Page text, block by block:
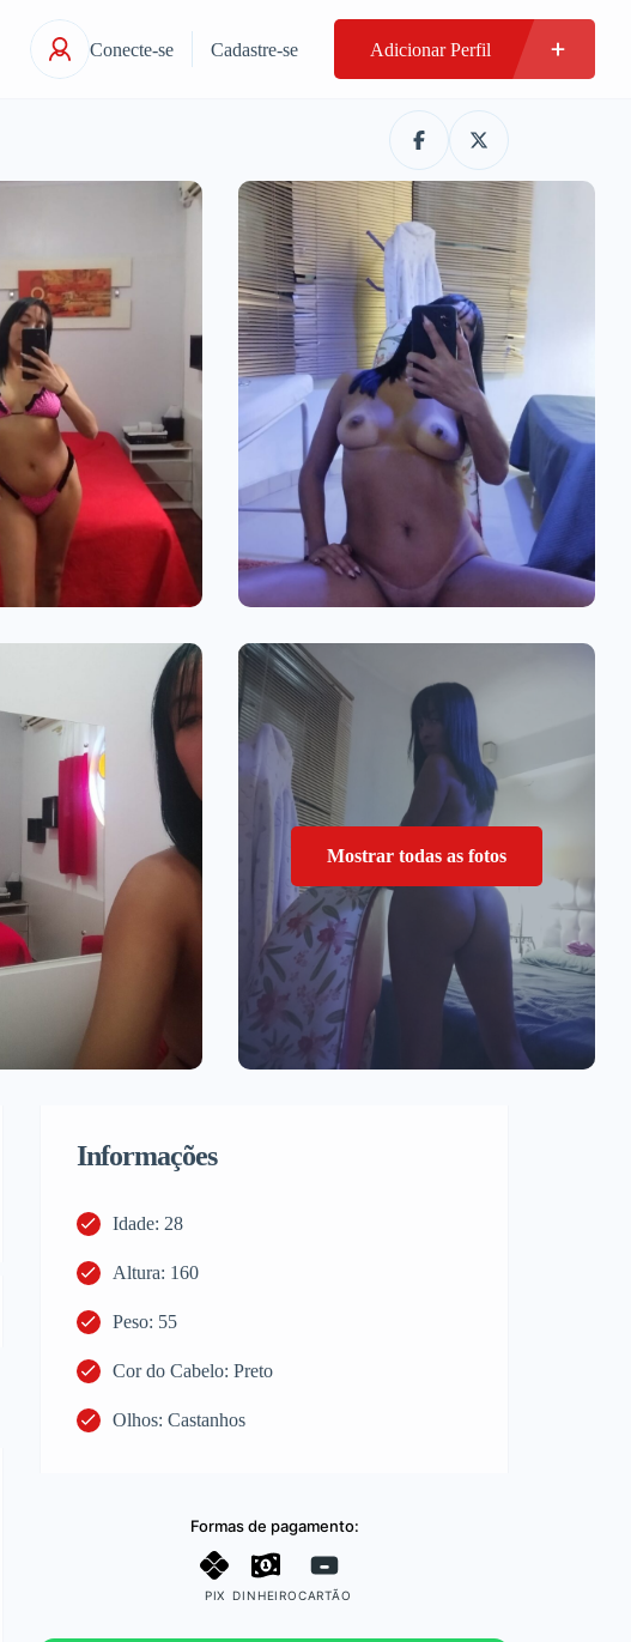
Conecte-se Cadastre-se Adicionar Perfil
Mostrar todas as fotos
Informações
Idade: 28
Altura: 160
Peso: 55
Cor do Cabelo: Preto
Olhos: Castanhos
Formas de pagamento:
PIX DINHEIROCARTÃO